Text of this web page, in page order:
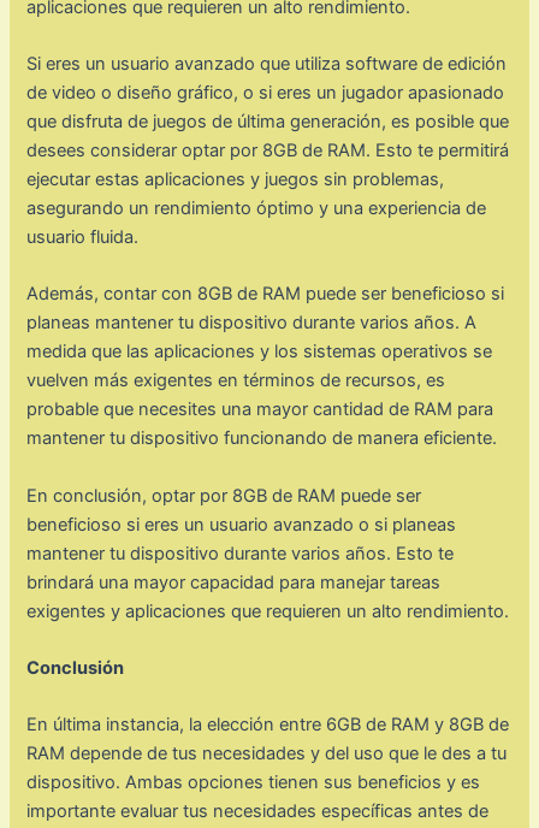
aplicaciones que requieren un alto rendimiento.
Si eres un usuario avanzado que utiliza software de edición
de video o diseño gráfico, o si eres un jugador apasionado
que disfruta de juegos de última generación, es posible que
desees considerar optar por 8GB de RAM. Esto te permitirá
ejecutar estas aplicaciones y juegos sin problemas,
asegurando un rendimiento óptimo y una experiencia de
usuario fluida.
Además, contar con 8GB de RAM puede ser beneficioso si
planeas mantener tu dispositivo durante varios años. A
medida que las aplicaciones y los sistemas operativos se
vuelven más exigentes en términos de recursos, es
probable que necesites una mayor cantidad de RAM para
mantener tu dispositivo funcionando de manera eficiente.
En conclusión, optar por 8GB de RAM puede ser
beneficioso si eres un usuario avanzado o si planeas
mantener tu dispositivo durante varios años. Esto te
brindará una mayor capacidad para manejar tareas
exigentes y aplicaciones que requieren un alto rendimiento.
Conclusión
En última instancia, la elección entre 6GB de RAM y 8GB de
RAM depende de tus necesidades y del uso que le des a tu
dispositivo. Ambas opciones tienen sus beneficios y es
importante evaluar tus necesidades específicas antes de